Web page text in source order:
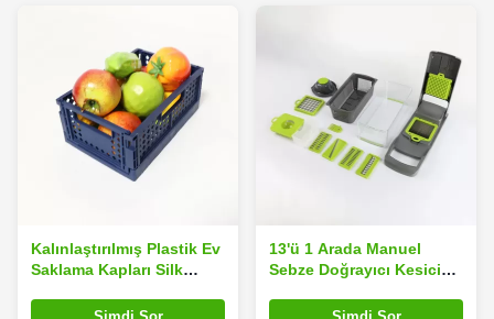
Kalınlaştırılmış Plastik Ev
Saklama Kapları Silk
Kullanılabilir Toz
13'ü 1 Arada Manuel
Sebze Doğrayıcı Kesici